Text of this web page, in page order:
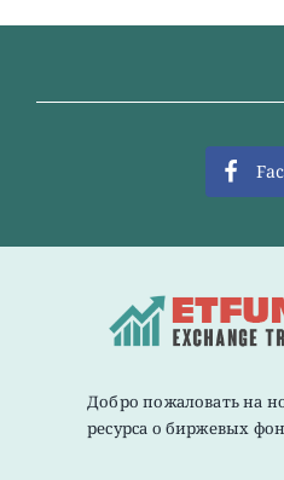
Добро пожаловать на
ресурса о биржевых